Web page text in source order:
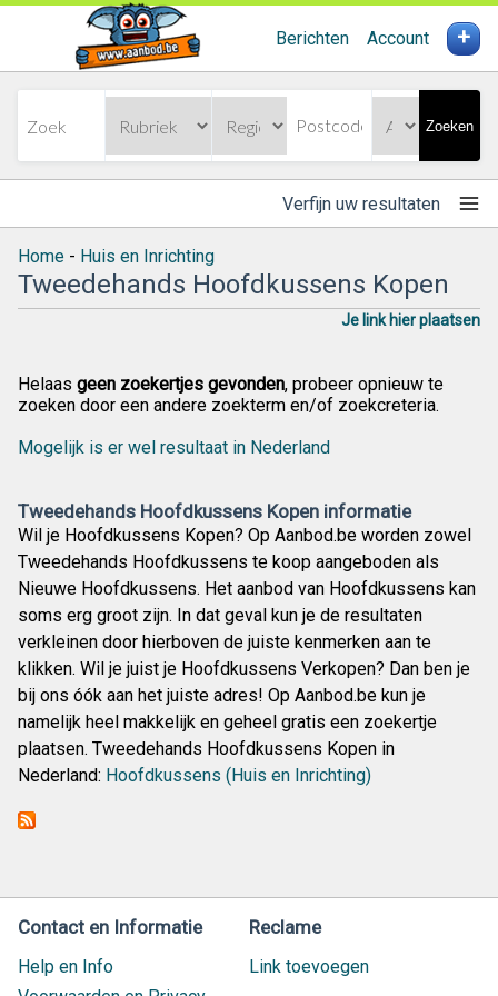
Berichten Account +
Zoeken
Verfijn uw resultaten
Home - Huis en Inrichting
Tweedehands Hoofdkussens Kopen
Je link hier plaatsen
Helaas geen zoekertjes gevonden, probeer opnieuw te
zoeken door een andere zoekterm en/of zoekcreteria.
Mogelijk is er wel resultaat in Nederland
Tweedehands Hoofdkussens Kopen informatie
Wil je Hoofdkussens Kopen? Op Aanbod.be worden zowel
Tweedehands Hoofdkussens te koop aangeboden als
Nieuwe Hoofdkussens. Het aanbod van Hoofdkussens kan
soms erg groot zijn. In dat geval kun je de resultaten
verkleinen door hierboven de juiste kenmerken aan te
klikken. Wil je juist je Hoofdkussens Verkopen? Dan ben je
bij ons óók aan het juiste adres! Op Aanbod.be kun je
namelijk heel makkelijk en geheel gratis een zoekertje
plaatsen. Tweedehands Hoofdkussens Kopen in
Nederland: Hoofdkussens (Huis en Inrichting)
Contact en Informatie
Help en Info
Reclame
Link toevoegen